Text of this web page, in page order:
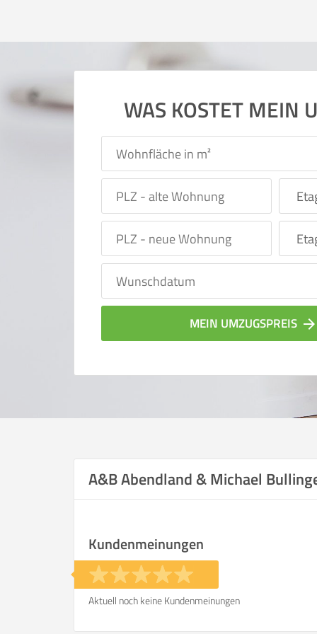
WAS KOSTET MEIN
MEIN UMZUGSPREIS arrow_forward
Vergleichsergebnis
Ihre Angaben: am
A&B Abendland & Michael
Kundenmeinungen
Aktuell noch keine Kundenmeinungen